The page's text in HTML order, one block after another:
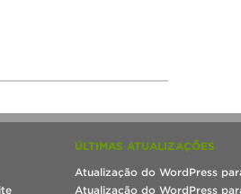
ÚLTIMAS ATUALIZAÇÕES
Atualização do WordPress
Atualização do WordPress